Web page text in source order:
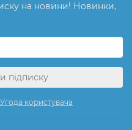
на новини! Новинки,
підписку
Угода користувача